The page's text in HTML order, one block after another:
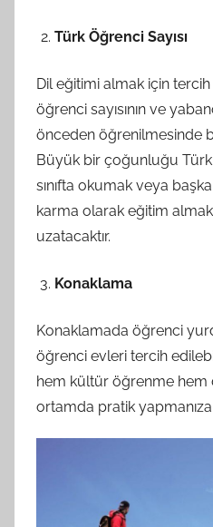
Türk Öğrenci Sayısı
Dil eğitimi almak için
öğrenci sayısının ve
önceden öğrenilmesinde
Büyük bir çoğunluğu
sınıfta okumak veya
karma olarak eğitim
uzatacaktır.
Konaklama
Konaklamada öğrenci
öğrenci evleri tercih
hem kültür öğrenme hem
ortamda pratik yapmanıza